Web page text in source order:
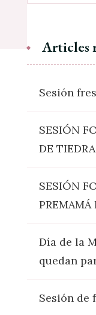
Articles
Sesión
SESIÓN
DE
SESIÓN
Día de la
quedan
Sesión de